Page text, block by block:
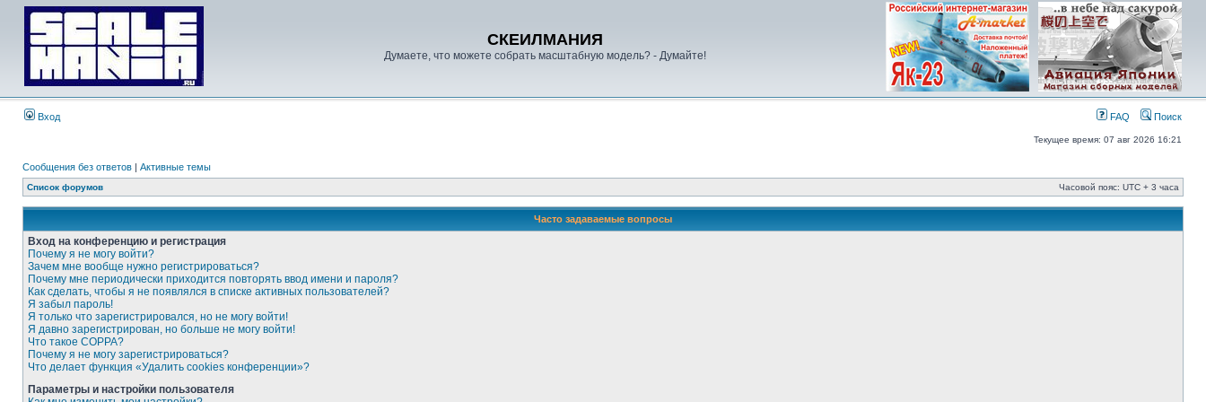
СКЕИЛМАНИЯ
Думаете, что можете собрать масштабную модель? - Думайте!
Вход FAQ Поиск
Текущее время: 07 авг 2026 16:21
Сообщения без ответов | Активные темы
Список форумов Часовой пояс: UTC + 3 часа
Часто задаваемые вопросы
Вход на конференцию и регистрация
Почему я не могу войти?
Зачем мне вообще нужно регистрироваться?
Почему мне периодически приходится повторять ввод имени и пароля?
Как сделать, чтобы я не появлялся в списке активных пользователей?
Я забыл пароль!
Я только что зарегистрировался, но не могу войти!
Я давно зарегистрирован, но больше не могу войти!
Что такое COPPA?
Почему я не могу зарегистрироваться?
Что делает функция «Удалить cookies конференции»?
Параметры и настройки пользователя